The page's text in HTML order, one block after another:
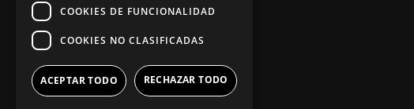
COOKIES DE FUNCIONALIDAD
COOKIES NO CLASIFICADAS
ACEPTAR TODO RECHAZAR TODO